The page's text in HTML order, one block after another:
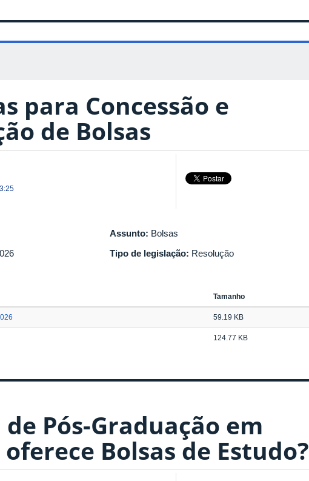
para Concessão e
de Bolsas
Assunto: Bolsas
Tipo de legislação: Resolução
Tamanho
59.19 KB
124.77 KB
Pós-Graduação em
Bolsas de Estudo?